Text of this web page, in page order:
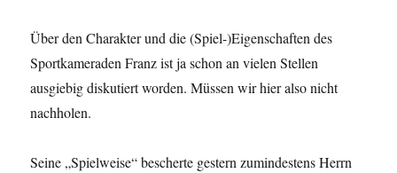
Über den Charakter und die (Spiel-)Eigenschaften des
Sportkameraden Franz ist ja schon an vielen Stellen
ausgiebig diskutiert worden. Müssen wir hier also nicht
nachholen.
Seine „Spielweise“ bescherte gestern zumindestens Herrn